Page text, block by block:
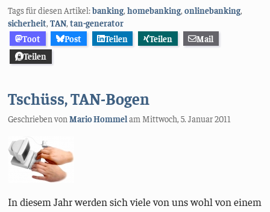
Tags für diesen Artikel:banking,homebanking,onlinebanking,
sicherheit,TAN,tan-generator
Toot
Post Teilen Teilen
Mail
Teilen
Tschüss, TAN-Bogen
Geschrieben vonMario Hommelam Mittwoch, 5. Januar 2011
In diesem Jahr werden sich viele von uns wohl von einem